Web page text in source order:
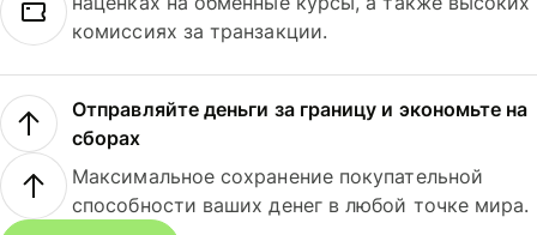
комиссиях за транзакции.
Отправляйте деньги за границу и экономьте на
сборах
Максимальное сохранение покупательной
способности ваших денег в любой точке мира.